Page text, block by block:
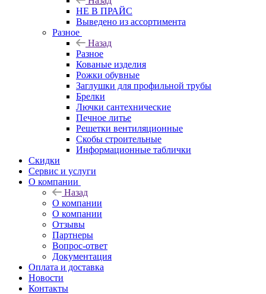
НЕ В ПРАЙС
Выведено из ассортимента
Разное
Назад
Разное
Кованые изделия
Рожки обувные
Заглушки для профильной трубы
Брелки
Лючки сантехнические
Печное литье
Решетки вентиляционные
Скобы строительные
Информационные таблички
Скидки
Сервис и услуги
О компании
Назад
О компании
О компании
Отзывы
Партнеры
Вопрос-ответ
Документация
Оплата и доставка
Новости
Контакты